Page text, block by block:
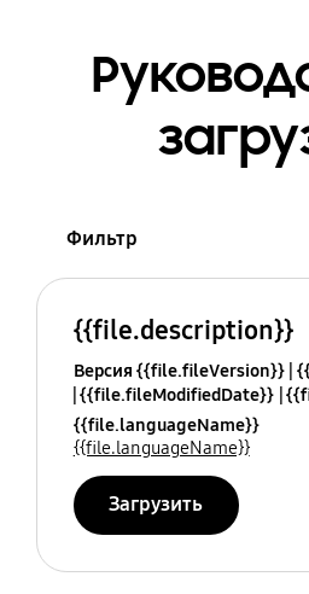
Фильтр
{{file.description}}
Версия {{file.fileVersion}}
{{file.fileModifiedDate}}
{{file.languageName}}
{{file.languageName}}
Загрузить